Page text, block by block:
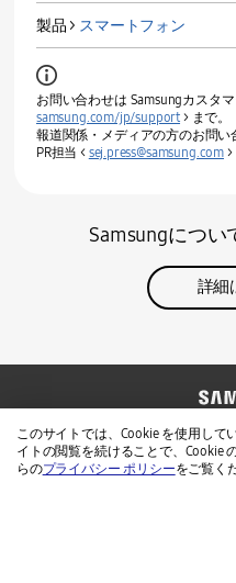
このサイトでは、Cookie を使用して
イトの閲覧を続けることで、Cookie
らのプライバシー ポリシーをご覧く
製品 > スマートフォン
お問い合わせは Samsungカスタ
samsung.com/jp/support > まで。
報道関係・メディアの方のお問
PR担当 < sej.press@samsung.com>
Samsungについ
詳細
お問い合わせ
免責事項